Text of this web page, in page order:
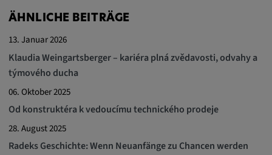
ÄHNLICHE BEITRÄGE
13. Januar 2026
Klaudia Weingartsberger – kariéra plná zvědavosti, odvahy a
týmového ducha
06. Oktober 2025
Od konstruktéra k vedoucímu technického prodeje
28. August 2025
Radeks Geschichte: Wenn Neuanfänge zu Chancen werden